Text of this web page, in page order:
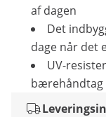
af dagen
Det
dage når det
UV-
bærehåndtag